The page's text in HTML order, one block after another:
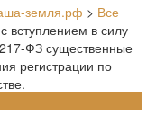
земля.рф > Все
вступлением в силу
ФЗ существенные
регистрации по